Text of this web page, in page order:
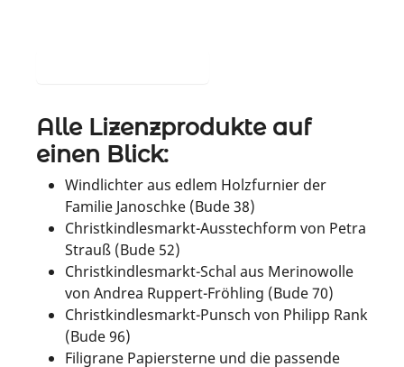
Alle Lizenzprodukte auf
einen Blick:
Windlichter aus edlem Holzfurnier der
Familie Janoschke (Bude 38)
Christkindlesmarkt-Ausstechform von Petra
Strauß (Bude 52)
Christkindlesmarkt-Schal aus Merinowolle
von Andrea Ruppert-Fröhling (Bude 70)
Christkindlesmarkt-Punsch von Philipp Rank
(Bude 96)
Filigrane Papiersterne und die passende